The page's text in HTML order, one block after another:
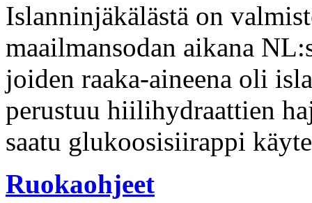
Islanninjäkälästä on
maailmansodan aikana
joiden raaka-aineena oli
perustuu hiilihydraattien
saatu glukoosisiirappi
Ruokaohjeet